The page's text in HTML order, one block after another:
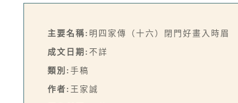
主要名稱: 明四家傳（十六）閉門好畫入時眉
成文日期: 不詳
類別: 手稿
作者: 王家誠